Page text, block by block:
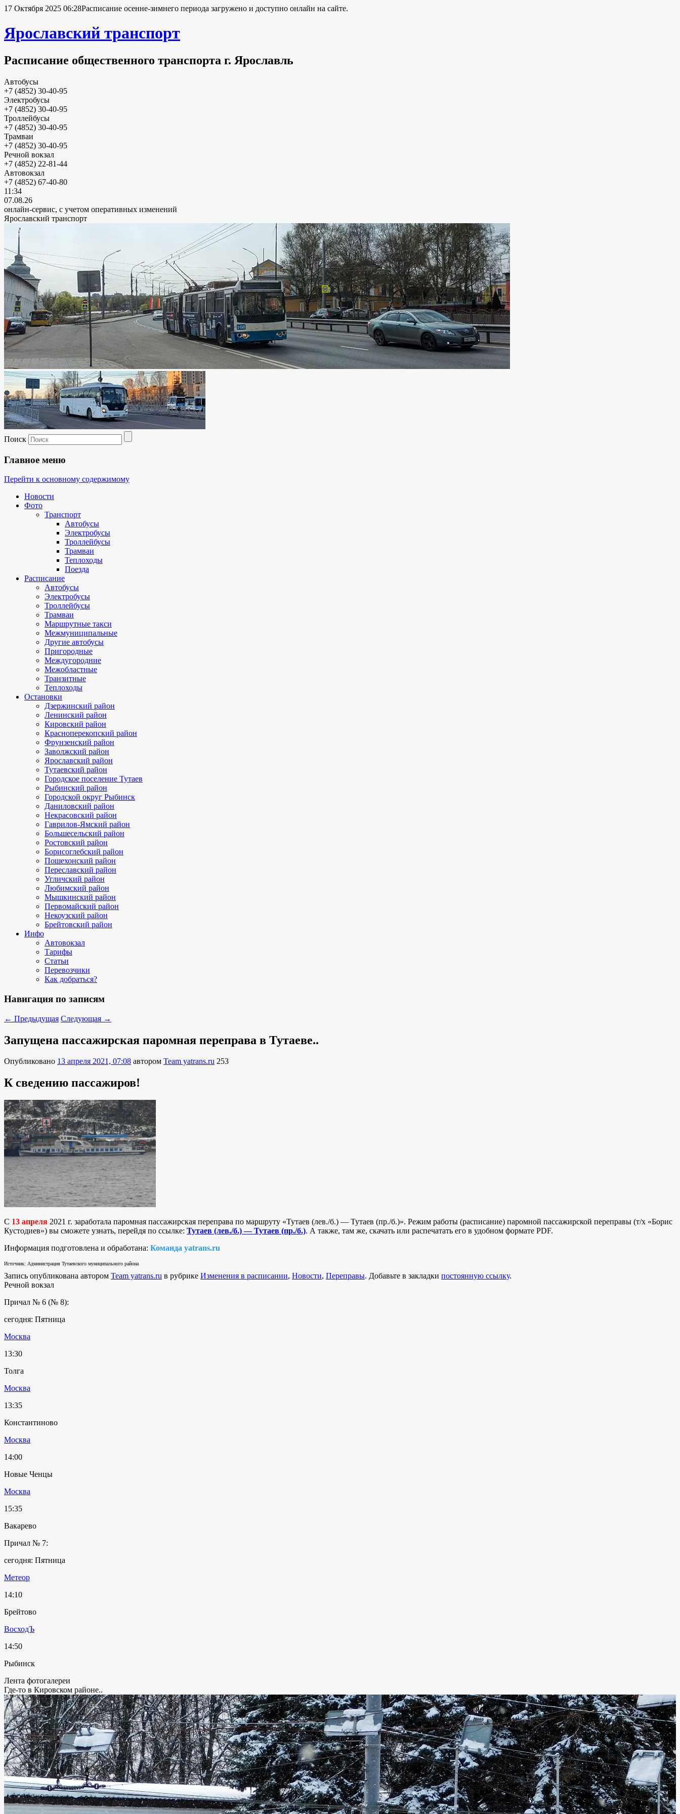
17 Октября 2025 06:28Расписание осенне-зимнего периода загружено и доступно онлайн на сайте.
Ярославский транспорт
Расписание общественного транспорта г. Ярославль
Автобусы
+7 (4852) 30-40-95
Электробусы
+7 (4852) 30-40-95
Троллейбусы
+7 (4852) 30-40-95
Трамваи
+7 (4852) 30-40-95
Речной вокзал
+7 (4852) 22-81-44
Автовокзал
+7 (4852) 67-40-80
11:34
07.08.26
онлайн-сервис, с учетом оперативных изменений
Ярославский транспорт
Поиск
Главное меню
Перейти к основному содержимому
Новости
Фото
Транспорт
Автобусы
Электробусы
Троллейбусы
Трамваи
Теплоходы
Поезда
Расписание
Автобусы
Электробусы
Троллейбусы
Трамваи
Маршрутные такси
Межмуниципальные
Другие автобусы
Пригородные
Междугородние
Межобластные
Транзитные
Теплоходы
Остановки
Дзержинский район
Ленинский район
Кировский район
Красноперекопский район
Фрунзенский район
Заволжский район
Ярославский район
Тутаевский район
Городское поселение Тутаев
Рыбинский район
Городской округ Рыбинск
Даниловский район
Некрасовский район
Гаврилов-Ямский район
Большесельский район
Ростовский район
Борисоглебский район
Пошехонский район
Переславский район
Угличский район
Любимский район
Мышкинский район
Первомайский район
Некоузский район
Брейтовский район
Инфо
Автовокзал
Тарифы
Статьи
Перевозчики
Как добраться?
Навигация по записям
← Предыдущая Следующая →
Запущена пассажирская паромная переправа в Тутаеве..
Опубликовано 13 апреля 2021, 07:08 автором Team yatrans.ru 253
К сведению пассажиров!
С 13 апреля 2021 г. заработала паромная пассажирская переправа по маршруту «Тутаев (лев./б.) — Тутаев (пр./б.)». Режим работы (расписание) паромной пассажирской переправы (т/х «Борис
Кустодиев») вы сможете узнать, перейдя по ссылке: Тутаев (лев./б.) — Тутаев (пр./б.). А также, там же, скачать или распечатать его в удобном формате PDF.
Информация подготовлена и обработана: Команда yatrans.ru
Источник: Администрация Тутаевского муниципального района
Запись опубликована автором Team yatrans.ru в рубрике Изменения в расписании, Новости, Переправы. Добавьте в закладки постоянную ссылку.
Речной вокзал
Причал № 6 (№ 8):
сегодня: Пятница
Москва
13:30
Толга
Москва
13:35
Константиново
Москва
14:00
Новые Ченцы
Москва
15:35
Вакарево
Причал № 7:
сегодня: Пятница
Метеор
14:10
Брейтово
ВосходЪ
14:50
Рыбинск
Лента фотогалереи
Где-то в Кировском районе..